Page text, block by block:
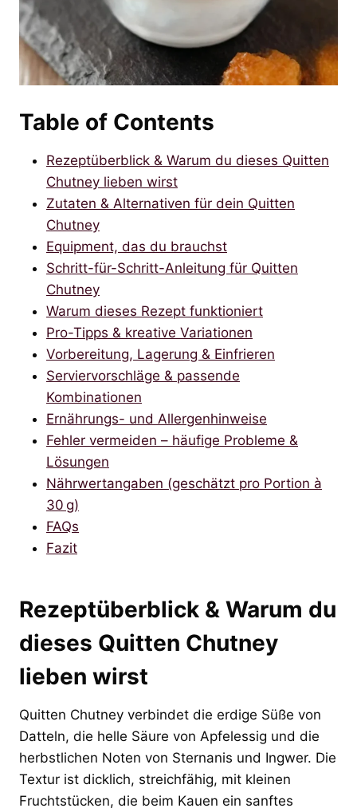
Table of Contents
Rezeptüberblick & Warum du dieses Quitten
Chutney lieben wirst
Zutaten & Alternativen für dein Quitten
Chutney
Equipment, das du brauchst
Schritt-für-Schritt-Anleitung für Quitten
Chutney
Warum dieses Rezept funktioniert
Pro-Tipps & kreative Variationen
Vorbereitung, Lagerung & Einfrieren
Serviervorschläge & passende
Kombinationen
Ernährungs- und Allergenhinweise
Fehler vermeiden – häufige Probleme &
Lösungen
Nährwertangaben (geschätzt pro Portion à
30 g)
FAQs
Fazit
Rezeptüberblick & Warum du
dieses Quitten Chutney
lieben wirst
Quitten Chutney verbindet die erdige Süße von
Datteln, die helle Säure von Apfelessig und die
herbstlichen Noten von Sternanis und Ingwer. Die
Textur ist dicklich, streichfähig, mit kleinen
Fruchtstücken, die beim Kauen ein sanftes